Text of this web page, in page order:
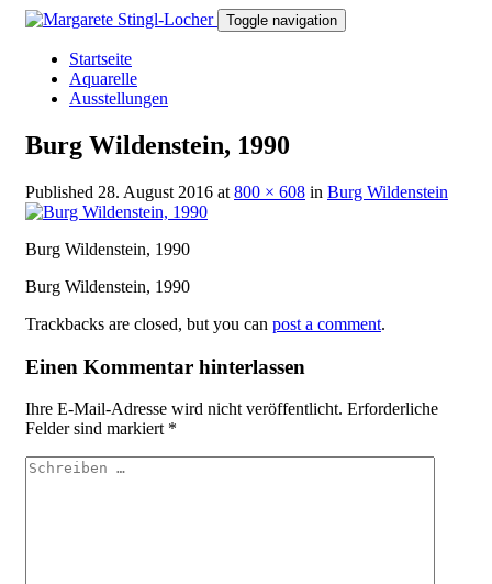
Toggle navigation
Startseite
Aquarelle
Ausstellungen
Burg Wildenstein, 1990
Published 28. August 2016 at 800 × 608 in Burg Wildenstein
Burg Wildenstein, 1990
Burg Wildenstein, 1990
Trackbacks are closed, but you can post a comment.
Einen Kommentar hinterlassen
Ihre E-Mail-Adresse wird nicht veröffentlicht. Erforderliche
Felder sind markiert *